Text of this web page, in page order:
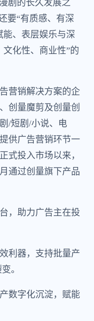
剧的长久发展之
要“有质感、有深
能、表层娱乐与深
化性、商业性”的
营销解决方案的企
创量魔剪及创量创
/短剧/小说、电
供广告营销环节一
式投入市场以来，
通过创量旗下产品
，助力广告主在投
利器，支持批量产
。
数字化沉淀，赋能